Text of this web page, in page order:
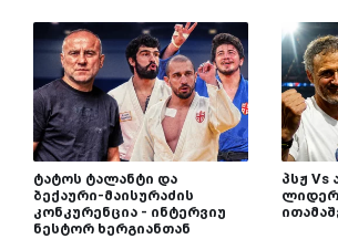
ტატოს ტალანტი და
ბექაური-მაისურაძის
კონკურენცია - ინტერვიუ
ნესტორ ხერგიანთან
პსჟ Vs